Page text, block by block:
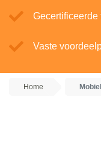
Gecertificeerde
Vaste
Home